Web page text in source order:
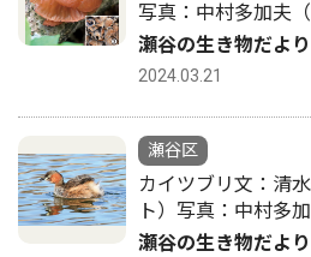
写真：中村多加夫（
瀬谷の生き物だよ
2024.03.21
瀬谷区
カイツブリ文：清
ト）写真：中村多加
瀬谷の生き物だよ